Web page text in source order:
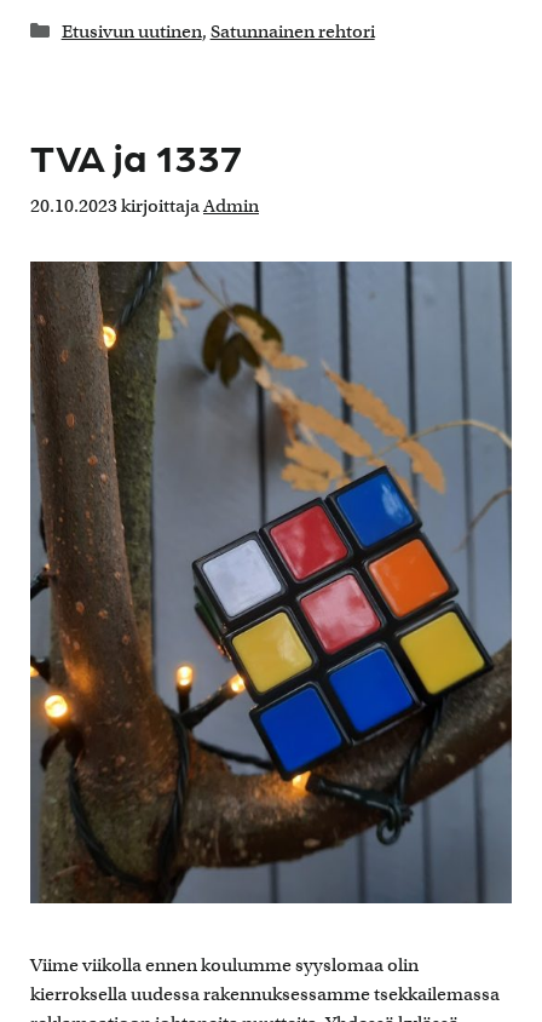
Kategoriat
Etusivun uutinen, Satunnainen rehtori
TVA ja 1337
20.10.2023kirjoittajaAdmin
Viime viikolla ennen koulumme syyslomaa olin
kierroksella uudessa rakennuksessamme tsekkailemassa